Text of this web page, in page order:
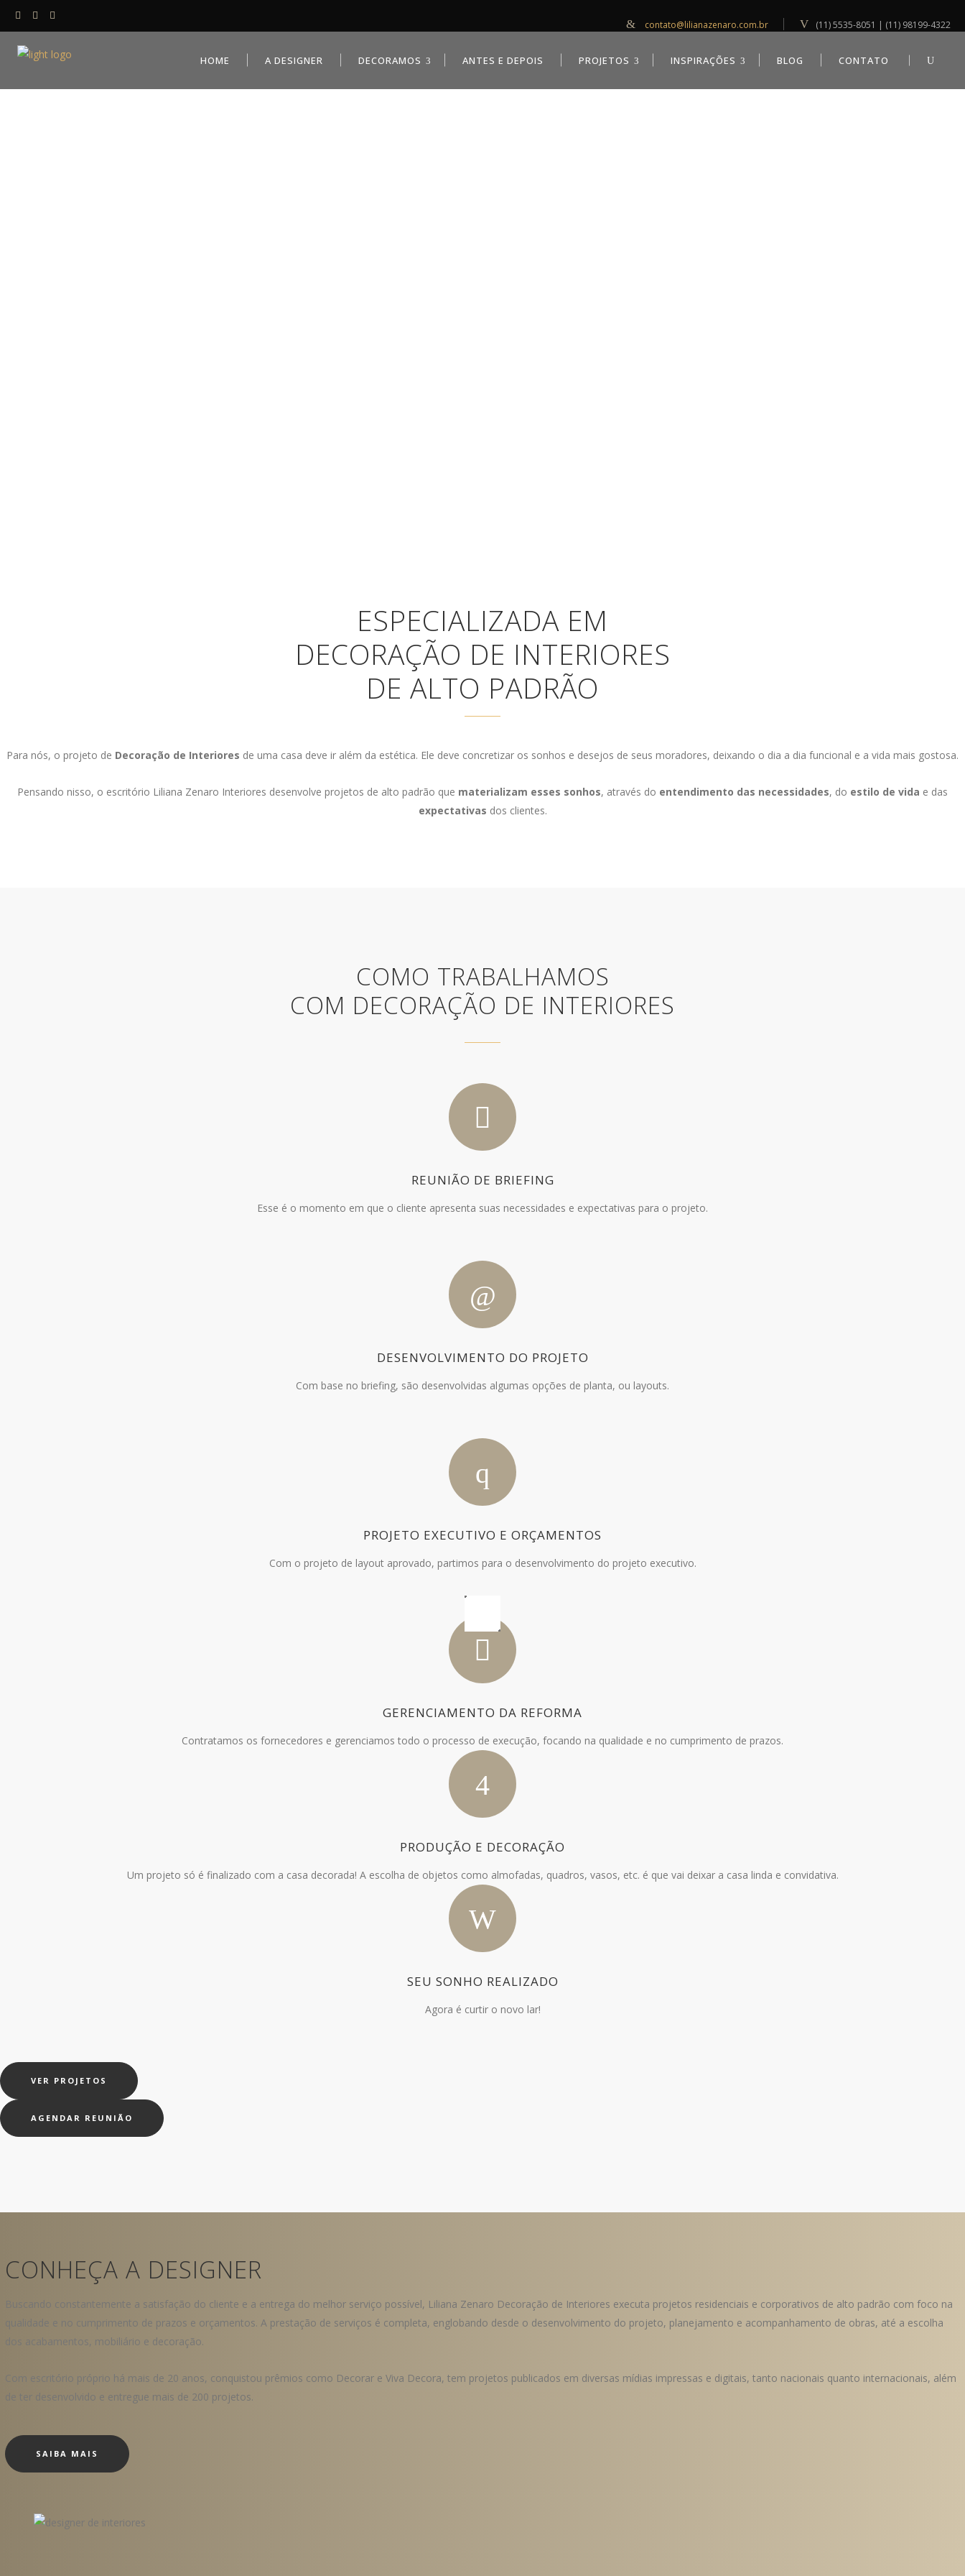
contato@lilianazenaro.com.br (11) 5535-8051 | (11) 98199-4322
HOME A DESIGNER DECORAMOS ANTES E DEPOIS PROJETOS INSPIRAÇÕES BLOG CONTATO
ESPECIALIZADA EM
DECORAÇÃO DE INTERIORES
DE ALTO PADRÃO
Para nós, o projeto de Decoração de Interiores de uma casa deve ir além da estética. Ele deve concretizar os sonhos e desejos de seus moradores, deixando o dia a dia funcional e a vida mais gostosa.
Pensando nisso, o escritório Liliana Zenaro Interiores desenvolve projetos de alto padrão que materializam esses sonhos, através do entendimento das necessidades, do estilo de vida e das
expectativas dos clientes.
COMO TRABALHAMOS
COM DECORAÇÃO DE INTERIORES
REUNIÃO DE BRIEFING
Esse é o momento em que o cliente apresenta suas necessidades e expectativas para o projeto.
DESENVOLVIMENTO DO PROJETO
Com base no briefing, são desenvolvidas algumas opções de planta, ou layouts.
PROJETO EXECUTIVO E ORÇAMENTOS
Com o projeto de layout aprovado, partimos para o desenvolvimento do projeto executivo.
GERENCIAMENTO DA REFORMA
Contratamos os fornecedores e gerenciamos todo o processo de execução, focando na qualidade e no cumprimento de prazos.
PRODUÇÃO E DECORAÇÃO
Um projeto só é finalizado com a casa decorada! A escolha de objetos como almofadas, quadros, vasos, etc. é que vai deixar a casa linda e convidativa.
SEU SONHO REALIZADO
Agora é curtir o novo lar!
VER PROJETOS
AGENDAR REUNIÃO
CONHEÇA A DESIGNER
Buscando constantemente a satisfação do cliente e a entrega do melhor serviço possível, Liliana Zenaro Decoração de Interiores executa projetos residenciais e corporativos de alto padrão com foco na
qualidade e no cumprimento de prazos e orçamentos. A prestação de serviços é completa, englobando desde o desenvolvimento do projeto, planejamento e acompanhamento de obras, até a escolha
dos acabamentos, mobiliário e decoração.
Com escritório próprio há mais de 20 anos, conquistou prêmios como Decorar e Viva Decora, tem projetos publicados em diversas mídias impressas e digitais, tanto nacionais quanto internacionais, além
de ter desenvolvido e entregue mais de 200 projetos.
SAIBA MAIS